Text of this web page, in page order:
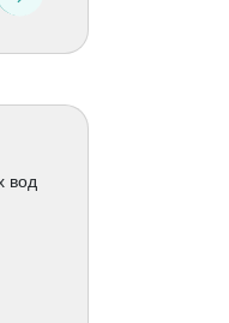
вод